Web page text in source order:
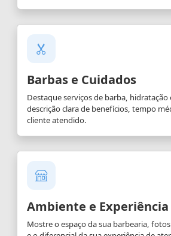
Barbas e Cuidados
Destaque serviços de barba,
descrição clara de benefícios, tempo
cliente atendido.
Ambiente e Experiência
Mostre o espaço da sua barbearia,